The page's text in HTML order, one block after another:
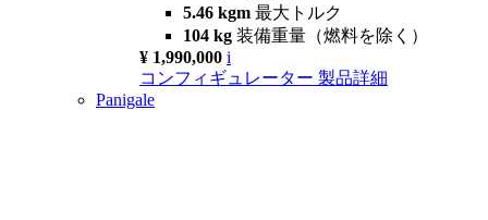
5.46 kgm 最大トルク
104 kg 装備重量（燃料を除く）
¥ 1,990,000 i
コンフィギュレーター 製品詳細
Panigale